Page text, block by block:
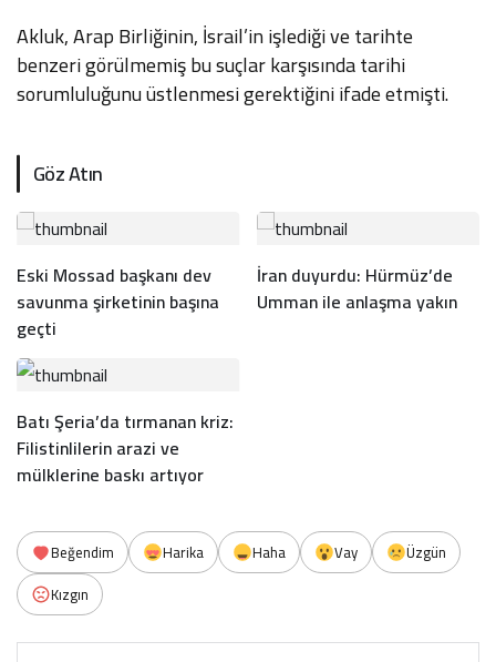
Akluk, Arap Birliğinin, İsrail’in işlediği ve tarihte
benzeri görülmemiş bu suçlar karşısında tarihi
sorumluluğunu üstlenmesi gerektiğini ifade etmişti.
Göz Atın
Eski Mossad başkanı dev
savunma şirketinin başına
geçti
İran duyurdu: Hürmüz’de
Umman ile anlaşma yakın
Batı Şeria’da tırmanan kriz:
Filistinlilerin arazi ve
mülklerine baskı artıyor
Beğendim Harika Haha Vay
Üzgün
Kızgın